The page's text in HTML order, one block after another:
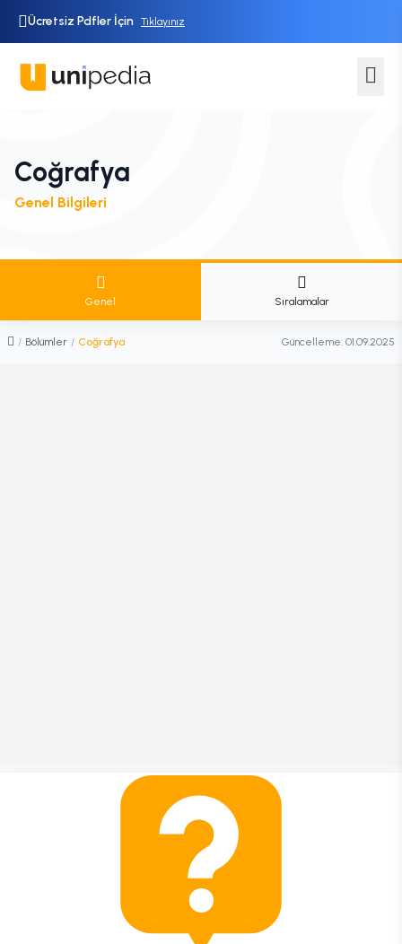
Ücretsiz Pdfler İçin Tıklayınız
Coğrafya
Genel Bilgileri
Genel Sıralamalar
/ Bölümler / Coğrafya Güncelleme: 01.09.2025